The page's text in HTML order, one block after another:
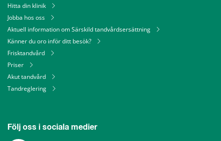
Hitta din klinik
Jobba hos oss
Aktuell information om Särskild tandvårdsersättning
Känner du oro inför ditt besök?
Frisktandvård
Priser
Akut tandvård
Tandreglering
Följ oss i sociala medier